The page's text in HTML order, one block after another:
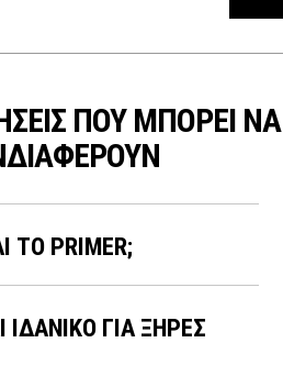
ΠΟΥ ΜΠΟΡΕΙ ΝΑ
PRIMER;
ΙΔΑΝΙΚΟ ΓΙΑ ΞΗΡΕΣ